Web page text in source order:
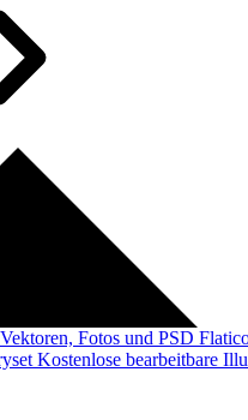
Fotos und PSD
Kostenlose bearbeitbare